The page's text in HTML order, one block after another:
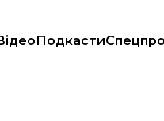
Подкасти